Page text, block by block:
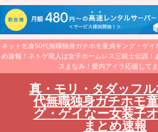
ネット乞食50代無職独身ガチホモ童貞ギング・ゲイ
め速報！ネトゲ廃人は女子ホームレス三銃士伝説！
スまなみ！愛内アイラ応援してま
真・モリ・タダッフル
代無職独身ガチホモ
グ・ゲイなー女装子
まとめ速報